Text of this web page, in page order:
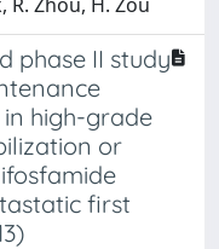
phase II study
high-grade
or
first